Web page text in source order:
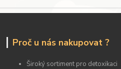
Proč u nás nakupovat ?
Široký sortiment pro detoxikaci